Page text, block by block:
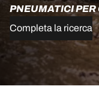
PNEUMATICI PER
Completa la ricerca